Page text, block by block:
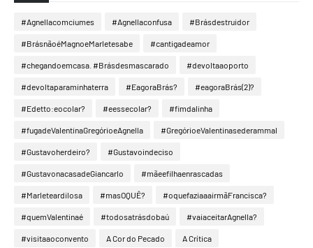
#Agnellacomciumes #Agnellaconfusa #Brásdestruidor
#BrásnãoéMagnoeMarletesabe #cantigadeamor
#chegandoemcasa. #Brásdesmascarado #devoltaaoporto
#devoltaparaminhaterra #EagoraBrás? #eagoraBrás(2)?
#Edetto:eocolar? #eessecolar? #fimdalinha
#fugadeValentinaGregórioeAgnella #GregórioeValentinasederammal
#Gustavoherdeiro? #Gustavoindeciso
#GustavonacasadeGiancarlo #mãeefilhaenrascadas
#Marleteardilosa #masOQUÊ? #oquefaziaaairmãFrancisca?
#quemValentinaé #todosatrásdobaú #vaiaceitarAgnella?
#visitaaoconvento A Cor do Pecado A Crítica